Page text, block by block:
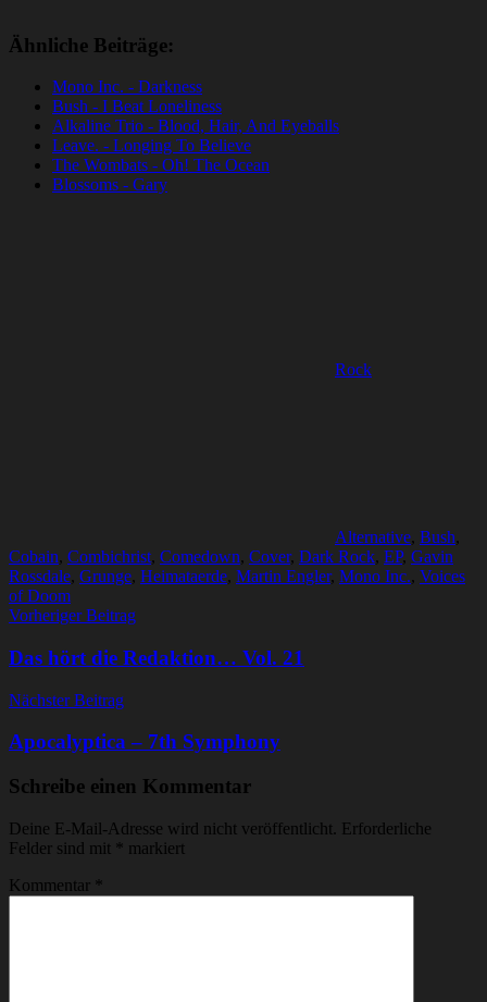
Ähnliche Beiträge:
Mono Inc. - Darkness
Bush - I Beat Loneliness
Alkaline Trio - Blood, Hair, And Eyeballs
Leave. - Longing To Believe
The Wombats - Oh! The Ocean
Blossoms - Gary
Rock
Alternative, Bush,
Cobain, Combichrist, Comedown, Cover, Dark Rock, EP, Gavin
Rossdale, Grunge, Heimataerde, Martin Engler, Mono Inc., Voices
of Doom
Beitragsnavigation
Vorheriger Beitrag
Das hört die Redaktion… Vol. 21
Nächster Beitrag
Apocalyptica – 7th Symphony
Schreibe einen Kommentar
Deine E-Mail-Adresse wird nicht veröffentlicht. Erforderliche
Felder sind mit * markiert
Kommentar *